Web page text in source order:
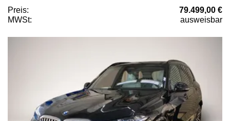
Preis:
79.499,00 €
MWSt:
ausweisbar